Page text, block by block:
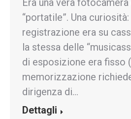
Era una vera
“portatile”. Una
registrazione era su
la stessa delle
di esposizione era fisso
memorizzazione
dirigenza di…
Dettagli